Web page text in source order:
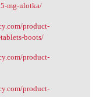
mg-ulotka/
product-
boots/
product-
product-